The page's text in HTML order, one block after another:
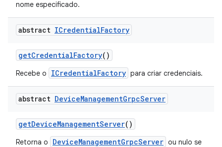
nome especificado.
abstract ICredentialFactory
getCredentialFactory()
Recebe o ICredentialFactory para criar credenciais.
abstract DeviceManagementGrpcServer
getDeviceManagementServer()
Retorna o DeviceManagementGrpcServer ou nulo se